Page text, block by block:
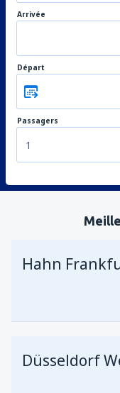
Arrivée
Départ
Passagers
1
Hahn
DE 60 EUR
Düsseldorf